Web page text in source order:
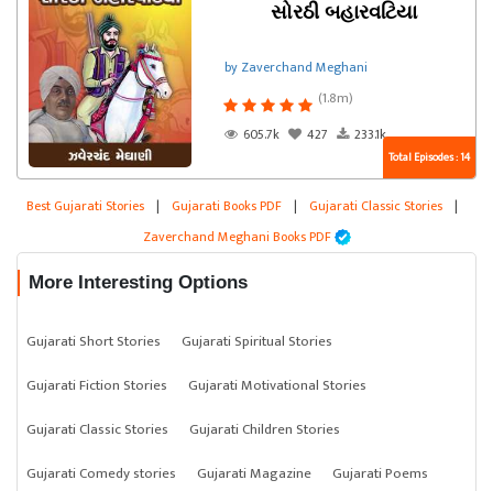
સોરઠી બહારવટિયા
by Zaverchand Meghani
(1.8m)
605.7k
427 233.1k
Total Episodes : 14
Best Gujarati Stories | Gujarati Books PDF | Gujarati Classic Stories |
Zaverchand Meghani Books PDF
More Interesting Options
Gujarati Short Stories
Gujarati Spiritual Stories
Gujarati Fiction Stories
Gujarati Motivational Stories
Gujarati Classic Stories
Gujarati Children Stories
Gujarati Comedy stories
Gujarati Magazine
Gujarati Poems